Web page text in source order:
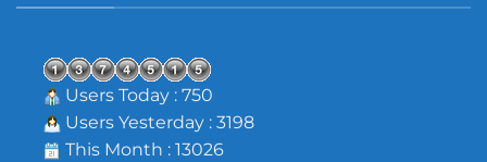
Users Today : 750
Users Yesterday : 3198
This Month : 13026